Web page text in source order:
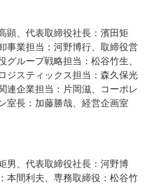
顕、代表取締役社長：濱田矩
事業担当：河野博行、取締役営
グループ戦略担当：松谷竹生、
ジスティックス担当：森久保光
連企業担当：片岡滋、コーポレ
室長：加藤勝哉、経営企画室
男、代表取締役社長：河野博
本間利夫、専務取締役：松谷竹